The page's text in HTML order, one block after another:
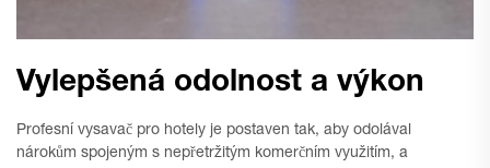
Vylepšená odolnost a výkon
Profesní vysavač pro hotely je postaven tak, aby odolával
nárokům spojeným s nepřetržitým komerčním využitím, a